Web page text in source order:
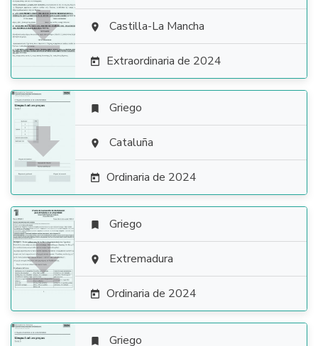
  Castilla-La Mancha
 Extraordinaria de 2024

 Griego
 Cataluña
 Ordinaria de 2024

 Griego
 Extremadura
 Ordinaria de 2024
 Griego